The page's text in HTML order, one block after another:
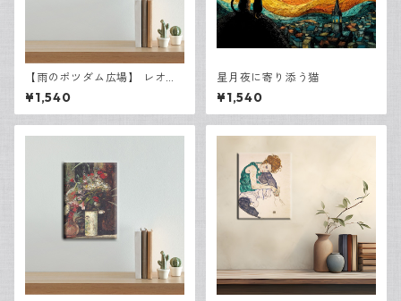
【雨のポツダム広場】 レオ・
レッサー・ユリィ キャンバ
スF3
¥1,540
星月夜に寄り添う猫
¥1,540